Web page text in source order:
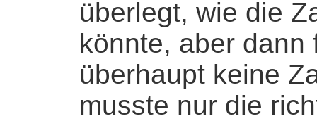
überlegt, wie die
könnte, aber dann
überhaupt keine
musste nur die